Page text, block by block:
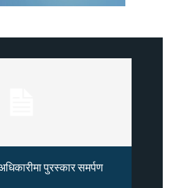
पुरस्कार समर्पण